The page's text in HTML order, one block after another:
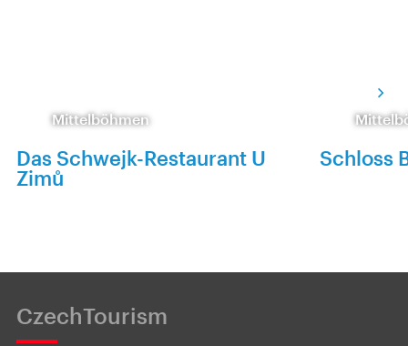
Mittelböhmen
Das Schwejk-Restaurant U
Zimů
Schloss
CzechTourism